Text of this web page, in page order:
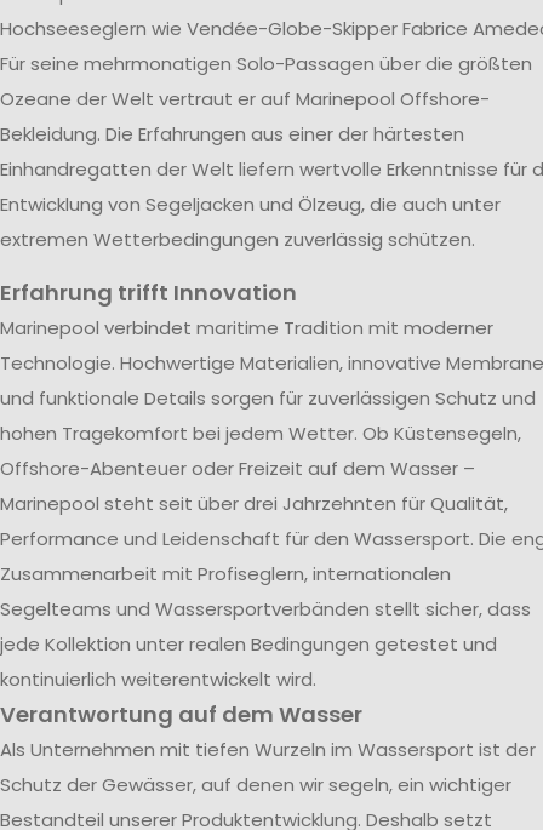
Hochseeseglern wie Vendée-Globe-Skipper Fabrice
Für seine mehrmonatigen Solo-Passagen über die größten
Ozeane der Welt vertraut er auf Marinepool Offshore-
Bekleidung. Die Erfahrungen aus einer der härtesten
Einhandregatten der Welt liefern wertvolle Erkenntnisse für
Entwicklung von Segeljacken und Ölzeug, die auch unter
extremen Wetterbedingungen zuverlässig schützen.
Erfahrung trifft Innovation
Marinepool verbindet maritime Tradition mit moderner
Technologie. Hochwertige Materialien, innovative
und funktionale Details sorgen für zuverlässigen Schutz und
hohen Tragekomfort bei jedem Wetter. Ob Küstensegeln,
Offshore-Abenteuer oder Freizeit auf dem Wasser –
Marinepool steht seit über drei Jahrzehnten für Qualität,
Performance und Leidenschaft für den Wassersport. Die
Zusammenarbeit mit Profiseglern, internationalen
Segelteams und Wassersportverbänden stellt sicher, dass
jede Kollektion unter realen Bedingungen getestet und
kontinuierlich weiterentwickelt wird.
Verantwortung auf dem Wasser
Als Unternehmen mit tiefen Wurzeln im Wassersport ist der
Schutz der Gewässer, auf denen wir segeln, ein wichtiger
Bestandteil unserer Produktentwicklung. Deshalb setzt